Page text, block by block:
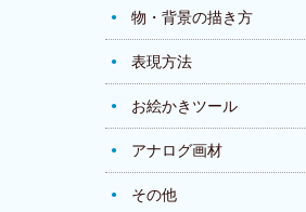
物・背景の描き方
表現方法
お絵かきツール
アナログ画材
その他